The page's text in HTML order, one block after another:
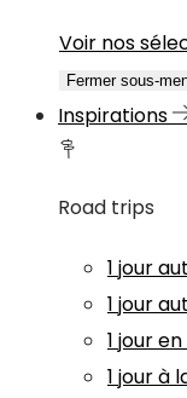
Voir nos
Fermer sous-
Inspirations
Road trips
1 jour
1 jour
1 jour
1 jour à